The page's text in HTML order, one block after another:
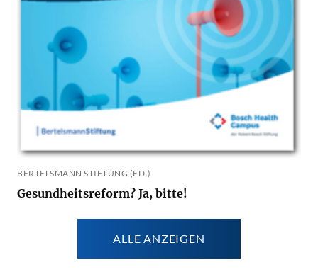
BERTELSMANN STIFTUNG (ED.)
Gesundheitsreform? Ja, bitte!
ALLE ANZEIGEN